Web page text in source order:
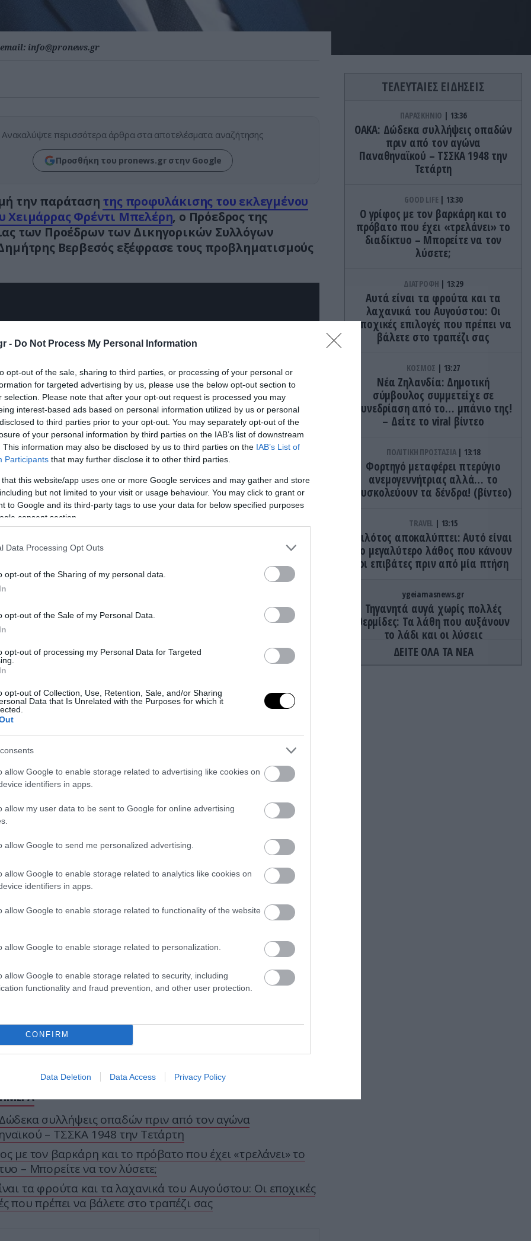
- Do Not Process My Personal Information
opt-out of the sale, sharing to third parties, or processing of your personal or
for targeted advertising by us, please use the below opt-out section to
selection. Please note that after your opt-out request is processed you may
interest-based ads based on personal information utilized by us or personal
to third parties prior to your opt-out. You may separately opt-out of the
of your personal information by third parties on the IAB’s list of downstream
This information may also be disclosed by us to third parties on the IAB’s List of
Participants that may further disclose it to other third parties.
that this website/app uses one or more Google services and may gather and store
but not limited to your visit or usage behaviour. You may click to grant or
to Google and its third-party tags to use your data for below specified purposes
consent section.
Data Processing Opt Outs
opt-out of the Sharing of my personal data.
opt-out of the Sale of my Personal Data.
opt-out of processing my Personal Data for Targeted
opt-out of Collection, Use, Retention, Sale, and/or Sharing
Data that Is Unrelated with the Purposes for which it
allow Google to enable storage related to advertising like cookies on
identifiers in apps.
allow my user data to be sent to Google for online advertising
allow Google to send me personalized advertising.
allow Google to enable storage related to analytics like cookies on
identifiers in apps.
allow Google to enable storage related to functionality of the website
allow Google to enable storage related to personalization.
allow Google to enable storage related to security, including
functionality and fraud prevention, and other user protection.
CONFIRM
Data Deletion Data Access Privacy Policy
email: info@pronews.gr
Ανακαλύψτε περισσότερα άρθρα στα αποτελέσματα αναζήτησης
Προσθήκη του pronews.gr στην Google
την παράταση της προφυλάκισης του εκλεγμένου
Χειμάρρας Φρέντι Μπελέρη, ο Πρόεδρος της
των Προέδρων των Δικηγορικών Συλλόγων
Βερβεσός εξέφρασε τους προβληματισμούς
ανησυχία και προβληματισμό ο δικηγορικός
χώρας παρακολουθεί τις εξελίξεις σχετικά την
προφυλάκιση του πρόσφατα εκλεγμένου
και συνδέεται με την επικείμενη ανάληψη των
του.
Πολιτεία οφείλει άμεσα να λάβει κάθε αναγκαίο
όλες τις δυνατότητες που της παρέχει το
την υπεράσπιση των θεμελιωδών αρχών του
και της προστασίας των ανθρωπίνων
τη διασφάλιση των δικαιωμάτων της
δικαϊκής ελληνικής μειονότητας και την άμεση
του Δημάρχου.
των Προέδρων των Δικηγορικών Συλλόγων
στην αμέσως προσεχή συνεδρίαση της θα ασχοληθεί
για να λάβει αποφάσεις για παρεμβάσεις της στις
και τα διεθνή fora που συμμετέχει στο πλαίσιο
συλλήψεις οπαδών πριν από τον αγώνα
– ΤΣΣΚΑ 1948 την Τετάρτη
με τον βαρκάρη και το πρόβατο που έχει «τρελάνει» το
– Μπορείτε να τον λύσετε;
τα φρούτα και τα λαχανικά του Αυγούστου: Οι εποχικές
που πρέπει να βάλετε στο τραπέζι σας
ΤΕΛΕΥΤΑΙΕΣ ΕΙΔΗΣΕΙΣ
ΠΑΡΑΣΚΗΝΙΟ 13:36
ΟΑΚΑ: Δώδεκα συλλήψεις οπαδών
πριν από τον αγώνα
Παναθηναϊκού – ΤΣΣΚΑ 1948 την
Τετάρτη
GOOD LIFE 13:30
Ο γρίφος με τον βαρκάρη και το
πρόβατο που έχει «τρελάνει» το
διαδίκτυο – Μπορείτε να τον
λύσετε;
ΔΙΑΤΡΟΦΗ 13:29
Αυτά είναι τα φρούτα και τα
λαχανικά του Αυγούστου: Οι
εποχικές επιλογές που πρέπει να
βάλετε στο τραπέζι σας
ΚΟΣΜΟΣ 13:27
Νέα Ζηλανδία: Δημοτική
σύμβουλος συμμετείχε σε
συνεδρίαση από το… μπάνιο της!
– Δείτε το viral βίντεο
ΠΟΛΙΤΙΚΗ ΠΡΟΣΤΑΣΙΑ 13:18
Φορτηγό μεταφέρει πτερύγιο
ανεμογεννήτριας αλλά… το
δυσκολεύουν τα δένδρα! (βίντεο)
TRAVEL 13:15
Πιλότος αποκαλύπτει: Αυτό είναι
το μεγαλύτερο λάθος που κάνουν
οι επιβάτες πριν από μία πτήση
ygeiamasnews.gr
Τηγανητά αυγά χωρίς πολλές
θερμίδες: Τα λάθη που αυξάνουν
το λάδι και οι λύσεις
ΕΣΩΤΕΡΙΚΗ ΑΣΦΑΛΕΙΑ 13:06
Nέο Μεξικό: Πρόστιμο 567 εκατ.
ΔΕΙΤΕ ΟΛΑ ΤΑ ΝΕΑ